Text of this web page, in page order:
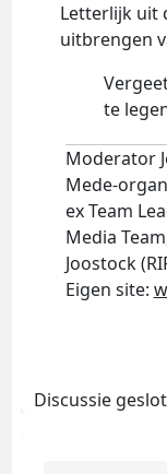
Letterlijk uit
uitbrengen
te
Moderator
Mede-
ex Team
Media
Joostock
Eigen site:
Discussie